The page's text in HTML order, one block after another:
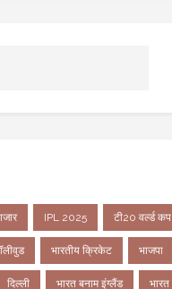
IPL 2025 टी20 वर्ल्ड कप
भारतीय क्रिकेट भाजपा
दिल्ली भारत बनाम इंग्लैंड भारत